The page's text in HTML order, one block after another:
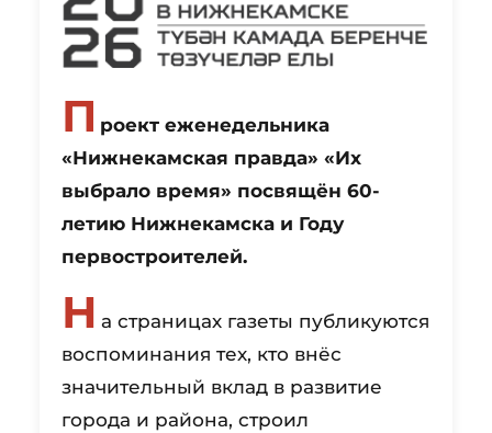
П роект еженедельника
«Нижнекамская правда» «Их
выбрало время» посвящён 60-
летию Нижнекамска и Году
первостроителей.
Н а страницах газеты публикуются
воспоминания тех, кто внёс
значительный вклад в развитие
города и района, строил